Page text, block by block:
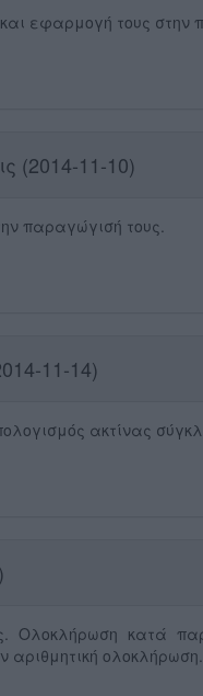
εφαρμογή τους στην
(2014-11-10)
παραγώγισή τους.
11-14)
ακτίνας
Ολοκλήρωση κατά
ολοκλήρωση.